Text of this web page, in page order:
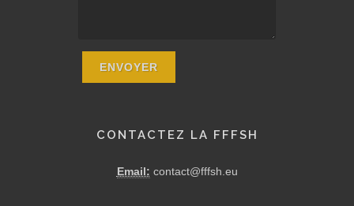
CONTACTEZ LA FFFSH
Email: contact@fffsh.eu